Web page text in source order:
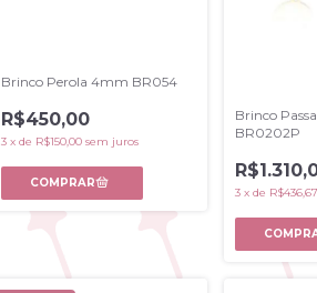
Brinco Perola 4mm BR054
R$450,00
3 x de R$150,00 sem juros
Brinco
BR0202P
3 xde R$436,67